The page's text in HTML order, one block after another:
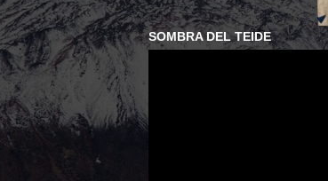
SOMBRA DEL TEIDE